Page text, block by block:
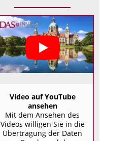
Video auf YouTube
ansehen
Mit dem Ansehen des
Videos willigen Sie in die
Übertragung der Daten